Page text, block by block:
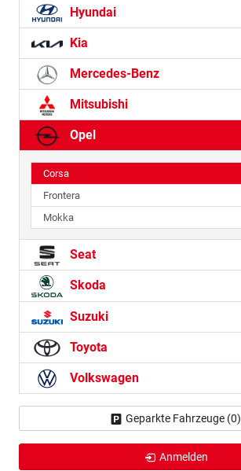
Hyundai
Kia
Mercedes-Benz
Mitsubishi
Opel
Corsa
Frontera
Mokka
Seat
Skoda
Suzuki
Toyota
Volkswagen
Geparkte Fahrzeuge (0)
Anmelden